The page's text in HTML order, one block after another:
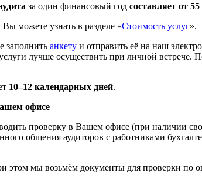
за один финансовый год составляет от
можете узнать в разделе «Стоимость услуг».
заполнить анкету и отправить её на наш
лучше осуществить при личной встрече.
10–12 календарных дней.
офисе
проверку в Вашем офисе (при наличии
общения аудиторов с работниками
этом мы возьмём документы для проверки по